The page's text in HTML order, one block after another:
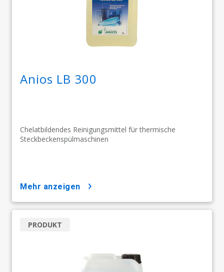
Anios LB 300
Chelatbildendes Reinigungsmittel für thermische
Steckbeckenspülmaschinen​​​​​​​
mehr anzeigen
PRODUKT